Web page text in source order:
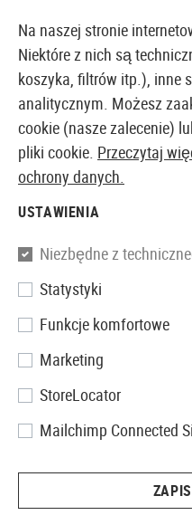
EUROPEJSKI
Strona główna
Magazin SVD
Na naszej stronie
Niektóre z nich są
koszyka, filtrów itp.), inne
analitycznym. Możesz
cookie (nasze zalecenie)
pliki cookie. Przeczytaj
ochrony danych.
USTAWIENIA
Niezbędne z
Statystyki
Funkcje komfortowe
Marketing
StoreLocator
Mailchimp Connected